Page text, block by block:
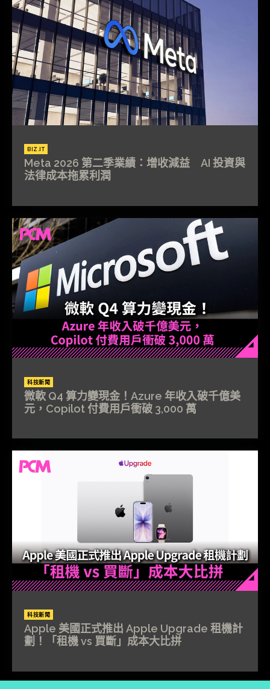
BIZ.IT
Meta 2026 第二季業績：增收減益 AI 投資與
法律成本拖累利潤
科技新聞
微軟 Q4 算力變現金！Azure 年收入破千億美
元，Copilot 付費用戶衝破 3,000 萬
科技新聞
Apple 美國正式推出 Apple Upgrade 租機計
劃！「租機 vs 買斷」成本大比拼